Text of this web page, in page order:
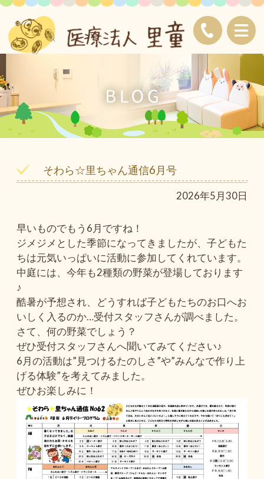
そわら☆里ちゃん通信6月号
2026年5月30日
早いものでもう6月ですね！
ジメジメとした季節になってきましたが、子どもた
ちは元気いっぱいに活動に参加してくれています。
中庭には、今年も2種類の野菜が登場しております
♪
酷暑が予想され、どうすれば子どもたちのお口へお
いしく入るのか…受付スタッフさんが調べました。
さて、何の野菜でしょう？
ぜひ受付スタッフさんへ聞いてみてください♪
6月の活動は”見つけるたのしさ”や”みんなで作り上
げる体験”を考えてみました。
ぜひお楽しみに！